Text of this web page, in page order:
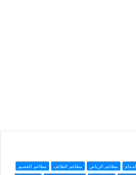
مطاعم الرياض مطاعم الطائف مطاعم القصيم